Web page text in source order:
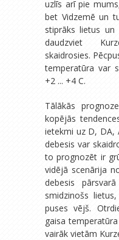
uzlīs arī pie
bet Vidzemē un
stiprāks lietus un
daudzviet
skaidrosies.
temperatūra var
+2 ... +4 C.
Tālākās
kopējās
ietekmi uz D, DA,
debesis var
to prognozēt ir
vidējā scenārija
debesis
smidzinošs
puses vējš.
gaisa
vairāk vietām